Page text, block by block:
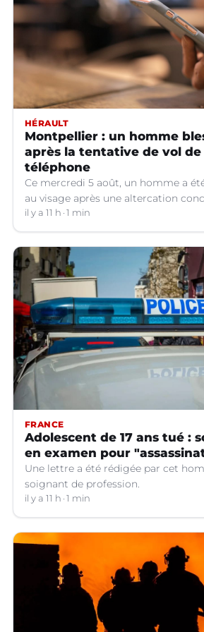
HÉRAULT
Montpellier : un homme
après la tentative de vol de
téléphone
Ce mercredi 5 août, un homme a
au visage après une altercation
téléphone portable à Montpellier
il y a 11 h 1 min
FRANCE
Adolescent de 17 ans tué :
en examen pour
Une lettre a été rédigée par cet
soignant de profession.
il y a 11 h 1 min